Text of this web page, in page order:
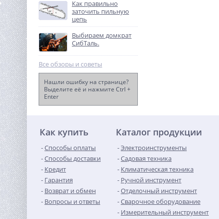
%
Greenworks GD24CS, 24V,б/
Как правильно
заточить пильную
цепь
Выбираем домкрат
СибТаль.
Все обзоры и советы
Нашли ошибку на странице?
Выделите её и нажмите Ctrl +
Enter
Как купить
Способы оплаты
Способы доставки
Кредит
Гарантия
Возврат и обмен
Вопросы и ответы
Каталог продукции
Электроинструменты
Садовая техника
Климатическая техника
Ручной инструмент
Отделочный инструмент
Сварочное оборудование
Измерительный инструмент